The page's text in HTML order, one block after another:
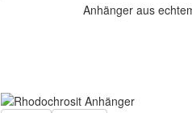
Anhänger aus